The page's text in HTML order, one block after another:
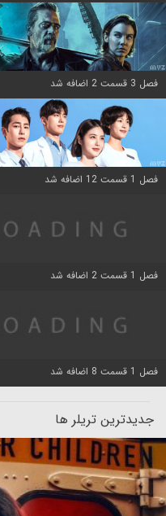
فصل 3 قسمت 2 اضافه شد
فصل 1 قسمت 12 اضافه شد
فصل 1 قسمت 2 اضافه شد
فصل 1 قسمت 8 اضافه شد
جدیدترین تریلر ها